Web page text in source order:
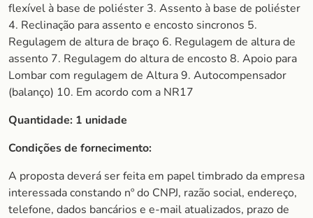
flexível à base de poliéster 3. Assento à base de poliéster
4. Reclinação para assento e encosto sincronos 5.
Regulagem de altura de braço 6. Regulagem de altura de
assento 7. Regulagem do altura de encosto 8. Apoio para
Lombar com regulagem de Altura 9. Autocompensador
(balanço) 10. Em acordo com a NR17
Quantidade: 1 unidade
Condições de fornecimento:
A proposta deverá ser feita em papel timbrado da empresa
interessada constando nº do CNPJ, razão social, endereço,
telefone, dados bancários e e-mail atualizados, prazo de